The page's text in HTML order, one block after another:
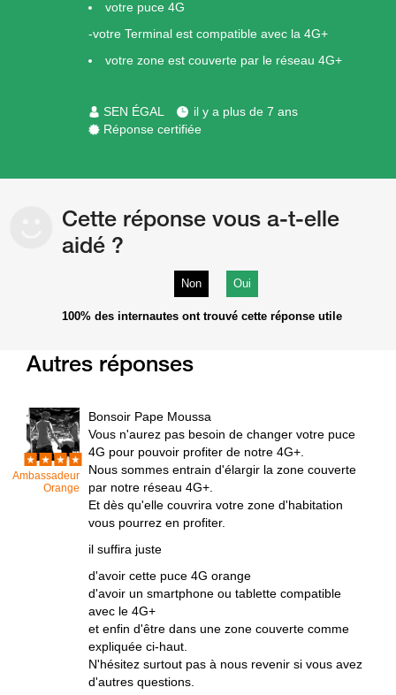
votre puce 4G
-votre Terminal est compatible avec la 4G+
votre zone est couverte par le réseau 4G+
SEN ÉGAL
il y a plus de 7 ans
Réponse certifiée
Cette réponse vous a-t-elle
aidé ?
Non Oui
100% des internautes ont trouvé cette réponse utile
Autres réponses
Ambassadeur
Orange
Bonsoir Pape Moussa
Vous n'aurez pas besoin de changer votre puce
4G pour pouvoir profiter de notre 4G+.
Nous sommes entrain d'élargir la zone couverte
par notre réseau 4G+.
Et dès qu'elle couvrira votre zone d'habitation
vous pourrez en profiter.
il suffira juste
d'avoir cette puce 4G orange
d'avoir un smartphone ou tablette compatible
avec le 4G+
et enfin d'être dans une zone couverte comme
expliquée ci-haut.
N'hésitez surtout pas à nous revenir si vous avez
d'autres questions.